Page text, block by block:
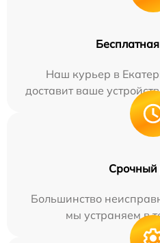
Наш курьер в
доставит ваше
Срочный
Большинство
мы устраняем в